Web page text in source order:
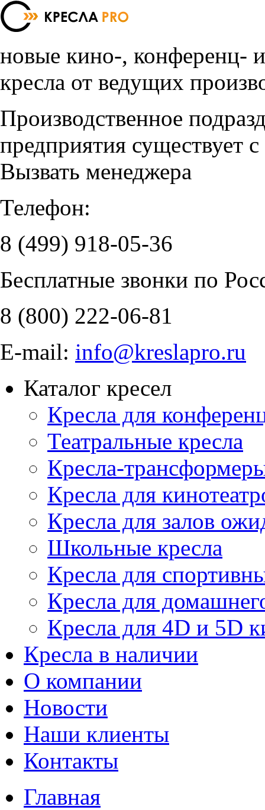
новые кино-, конференц-
кресла от ведущих
Производственное
предприятия существует
Вызвать менеджера
Телефон:
8 (499) 918-05-36
Бесплатные звонки по
8 (800) 222-06-81
E-mail: info@kreslapro.ru
Каталог кресел
Кресла для
Театральные кресла
Кресла-
Кресла для
Кресла для залов
Школьные кресла
Кресла для
Кресла для
Кресла для 4D и 5D
Кресла в наличии
О компании
Новости
Наши клиенты
Контакты
Главная